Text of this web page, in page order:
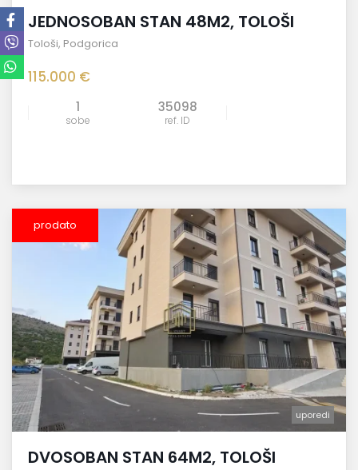
JEDNOSOBAN STAN 48M2, TOLOŠI
Tološi, Podgorica
115.000 €
1
sobe
35098
ref. ID
prodato
uporedi
DVOSOBAN STAN 64M2, TOLOŠI